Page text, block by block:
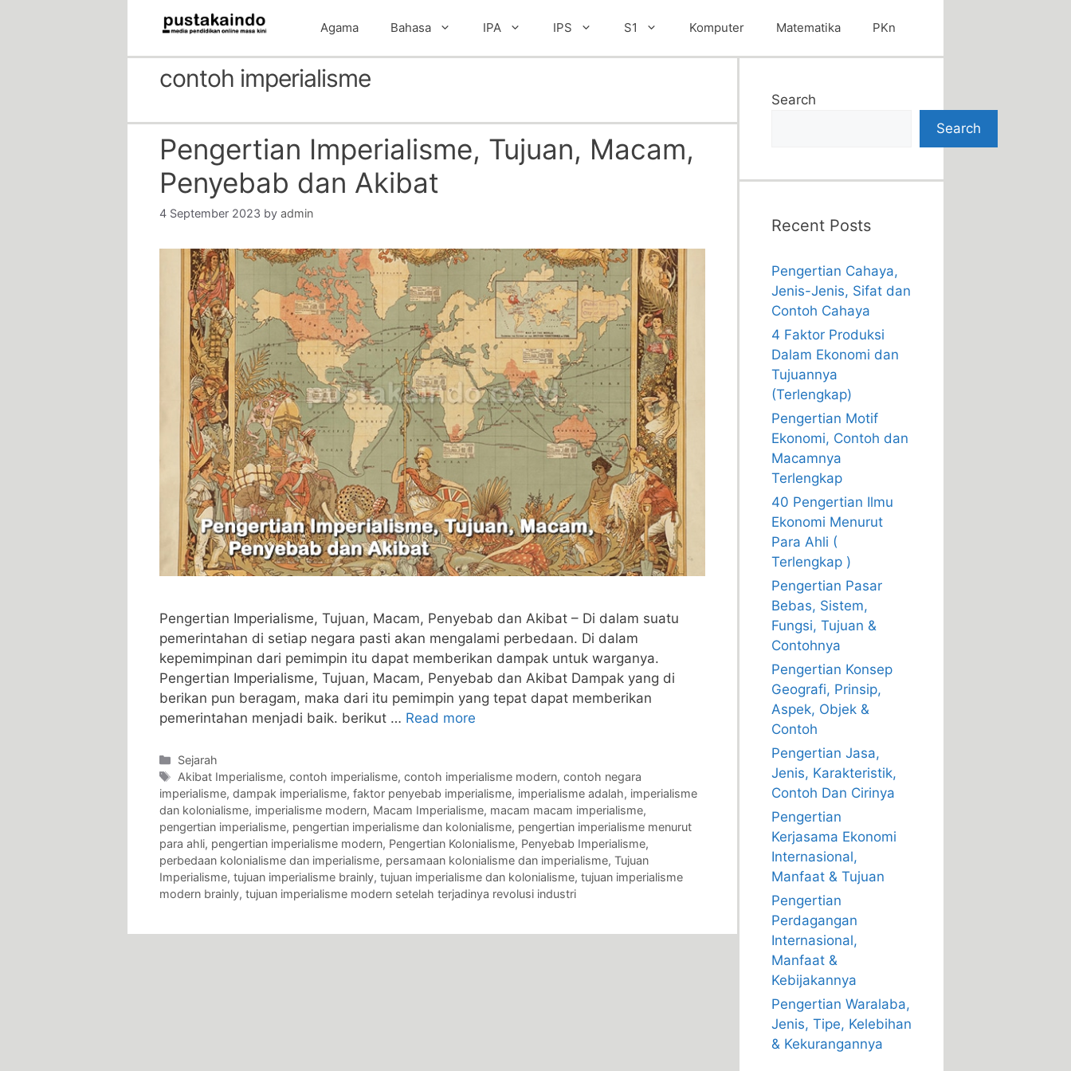
Agama Bahasa IPA IPS S1 Komputer Matematika PKn
contoh imperialisme
Pengertian Imperialisme, Tujuan, Macam,
Penyebab dan Akibat
4 September 2023 by admin
Pengertian Imperialisme, Tujuan, Macam, Penyebab dan Akibat – Di dalam suatu
pemerintahan di setiap negara pasti akan mengalami perbedaan. Di dalam
kepemimpinan dari pemimpin itu dapat memberikan dampak untuk warganya.
Pengertian Imperialisme, Tujuan, Macam, Penyebab dan Akibat Dampak yang di
berikan pun beragam, maka dari itu pemimpin yang tepat dapat memberikan
pemerintahan menjadi baik. berikut … Read more
Categories
Sejarah
Tags
Akibat Imperialisme,contoh imperialisme,contoh imperialisme modern,contoh negara
imperialisme, dampak imperialisme, faktor penyebab imperialisme, imperialisme adalah, imperialisme
dan kolonialisme, imperialisme modern, Macam Imperialisme, macam macam imperialisme,
pengertian imperialisme, pengertian imperialisme dan kolonialisme, pengertian imperialisme menurut
para ahli, pengertian imperialisme modern, Pengertian Kolonialisme, Penyebab Imperialisme,
perbedaan kolonialisme dan imperialisme, persamaan kolonialisme dan imperialisme, Tujuan
Imperialisme, tujuan imperialisme brainly, tujuan imperialisme dan kolonialisme, tujuan imperialisme
modern brainly, tujuan imperialisme modern setelah terjadinya revolusi industri
Search
Search
Recent Posts
Pengertian Cahaya,
Jenis-Jenis, Sifat dan
Contoh Cahaya
4 Faktor Produksi
Dalam Ekonomi dan
Tujuannya
(Terlengkap)
Pengertian Motif
Ekonomi, Contoh dan
Macamnya
Terlengkap
40 Pengertian Ilmu
Ekonomi Menurut
Para Ahli (
Terlengkap )
Pengertian Pasar
Bebas, Sistem,
Fungsi, Tujuan &
Contohnya
Pengertian Konsep
Geografi, Prinsip,
Aspek, Objek &
Contoh
Pengertian Jasa,
Jenis, Karakteristik,
Contoh Dan Cirinya
Pengertian
Kerjasama Ekonomi
Internasional,
Manfaat & Tujuan
Pengertian
Perdagangan
Internasional,
Manfaat &
Kebijakannya
Pengertian Waralaba,
Jenis, Tipe, Kelebihan
& Kekurangannya